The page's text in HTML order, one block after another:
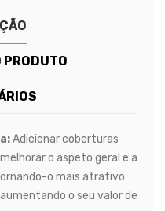
PRODUTO
Adicionar coberturas
o aspeto geral e a
o mais atrativo
o seu valor de